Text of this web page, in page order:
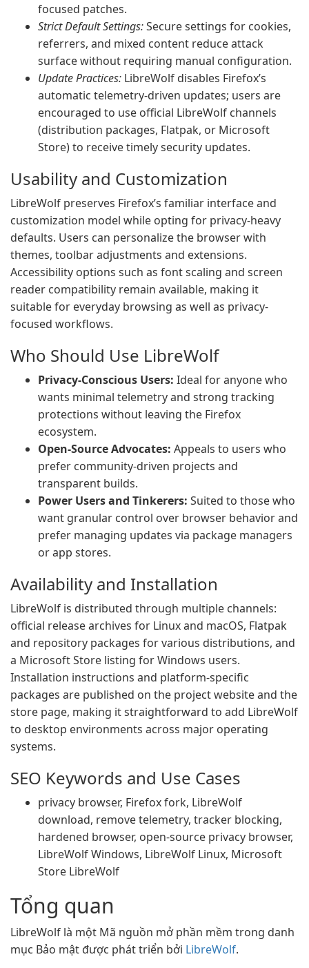
focused patches.
Strict Default Settings:Secure settings for cookies,
referrers, and mixed content reduce attack
surface without requiring manual configuration.
Update Practices: LibreWolf disables Firefox’s
automatic telemetry-driven updates; users are
encouraged to use official LibreWolf channels
(distribution packages, Flatpak, or Microsoft
Store) to receive timely security updates.
Usability and Customization
LibreWolf preserves Firefox’s familiar interface and
customization model while opting for privacy-heavy
defaults. Users can personalize the browser with
themes, toolbar adjustments and extensions.
Accessibility options such as font scaling and screen
reader compatibility remain available, making it
suitable for everyday browsing as well as privacy-
focused workflows.
Who Should Use LibreWolf
Privacy-Conscious Users: Ideal for anyone who
wants minimal telemetry and strong tracking
protections without leaving the Firefox
ecosystem.
Open-Source Advocates: Appeals to users who
prefer community-driven projects and
transparent builds.
Power Users and Tinkerers: Suited to those who
want granular control over browser behavior and
prefer managing updates via package managers
or app stores.
Availability and Installation
LibreWolf is distributed through multiple channels:
official release archives for Linux and macOS, Flatpak
and repository packages for various distributions, and
a Microsoft Store listing for Windows users.
Installation instructions and platform-specific
packages are published on the project website and the
store page, making it straightforward to add LibreWolf
to desktop environments across major operating
systems.
SEO Keywords and Use Cases
privacy browser, Firefox fork, LibreWolf
download, remove telemetry, tracker blocking,
hardened browser, open-source privacy browser,
LibreWolf Windows, LibreWolf Linux, Microsoft
Store LibreWolf
Tổng quan
LibreWolf là một Mã nguồn mở phần mềm trong danh
mục Bảo mật được phát triển bởi LibreWolf.